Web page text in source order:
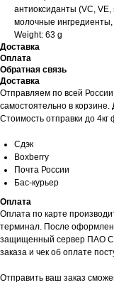
антиоксиданты (VC,
молочные
Weight: 63 g
Доставка
Оплата
Обратная связь
Доставка
Отправляем по всей
самостоятельно в корзине.
Стоимость отправки до 4кг
Сдэк
Boxberry
Почта России
Бас-курьер
Оплата
Оплата по карте
терминал. После
защищенный сервер ПАО
заказа и чек об оплате
Отправить ваш заказ